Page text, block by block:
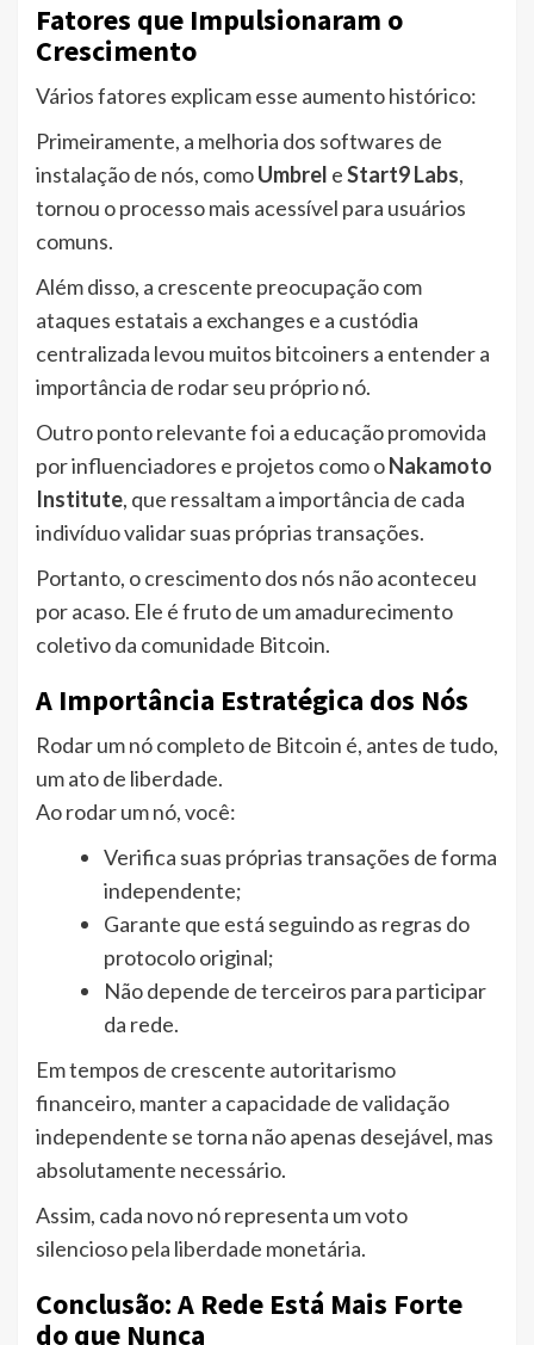
Fatores que Impulsionaram o
Crescimento
Vários fatores explicam esse aumento histórico:
Primeiramente, a melhoria dos softwares de
instalação de nós, comoUmbrel eStart9 Labs,
tornou o processo mais acessível para usuários
comuns.
Além disso, a crescente preocupação com
ataques estatais a exchanges e a custódia
centralizada levou muitos bitcoiners a entender a
importância de rodar seu próprio nó.
Outro ponto relevante foi a educação promovida
por influenciadores e projetos como oNakamoto
Institute, que ressaltam a importância de cada
indivíduo validar suas próprias transações.
Portanto, o crescimento dos nós não aconteceu
por acaso. Ele é fruto de um amadurecimento
coletivo da comunidade Bitcoin.
A Importância Estratégica dos Nós
Rodar um nó completo de Bitcoin é, antes de tudo,
um ato de liberdade.
Ao rodar um nó, você:
Verifica suas próprias transações de forma
independente;
Garante que está seguindo as regras do
protocolo original;
Não depende de terceiros para participar
da rede.
Em tempos de crescente autoritarismo
financeiro, manter a capacidade de validação
independente se torna não apenas desejável, mas
absolutamente necessário.
Assim, cada novo nó representa um voto
silencioso pela liberdade monetária.
Conclusão: A Rede Está Mais Forte
do que Nunca